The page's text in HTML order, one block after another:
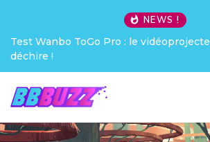
NEWS !
Creative Pebble X : j’ai été choqué !